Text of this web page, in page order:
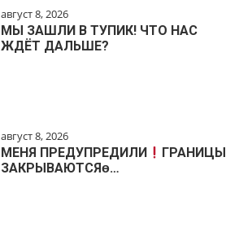
август 8, 2026
МЫ ЗАШЛИ В ТУПИК! ЧТО НАС
ЖДЁТ ДАЛЬШЕ?
август 8, 2026
МЕНЯ ПРЕДУПРЕДИЛИ
ГРАНИЦЫ
ЗАКРЫВАЮТСЯɵ…